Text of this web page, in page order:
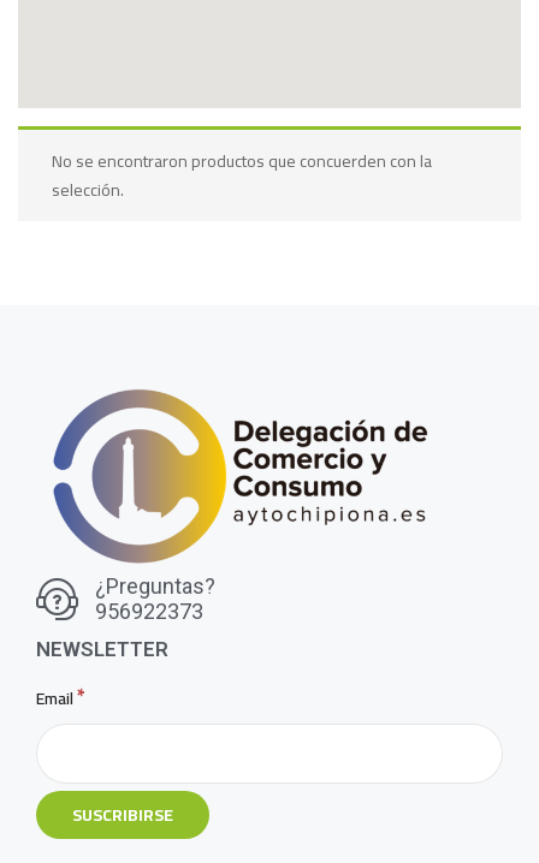
No se encontraron productos que concuerden con la
selección.
¿Preguntas?
956922373
NEWSLETTER
Email*